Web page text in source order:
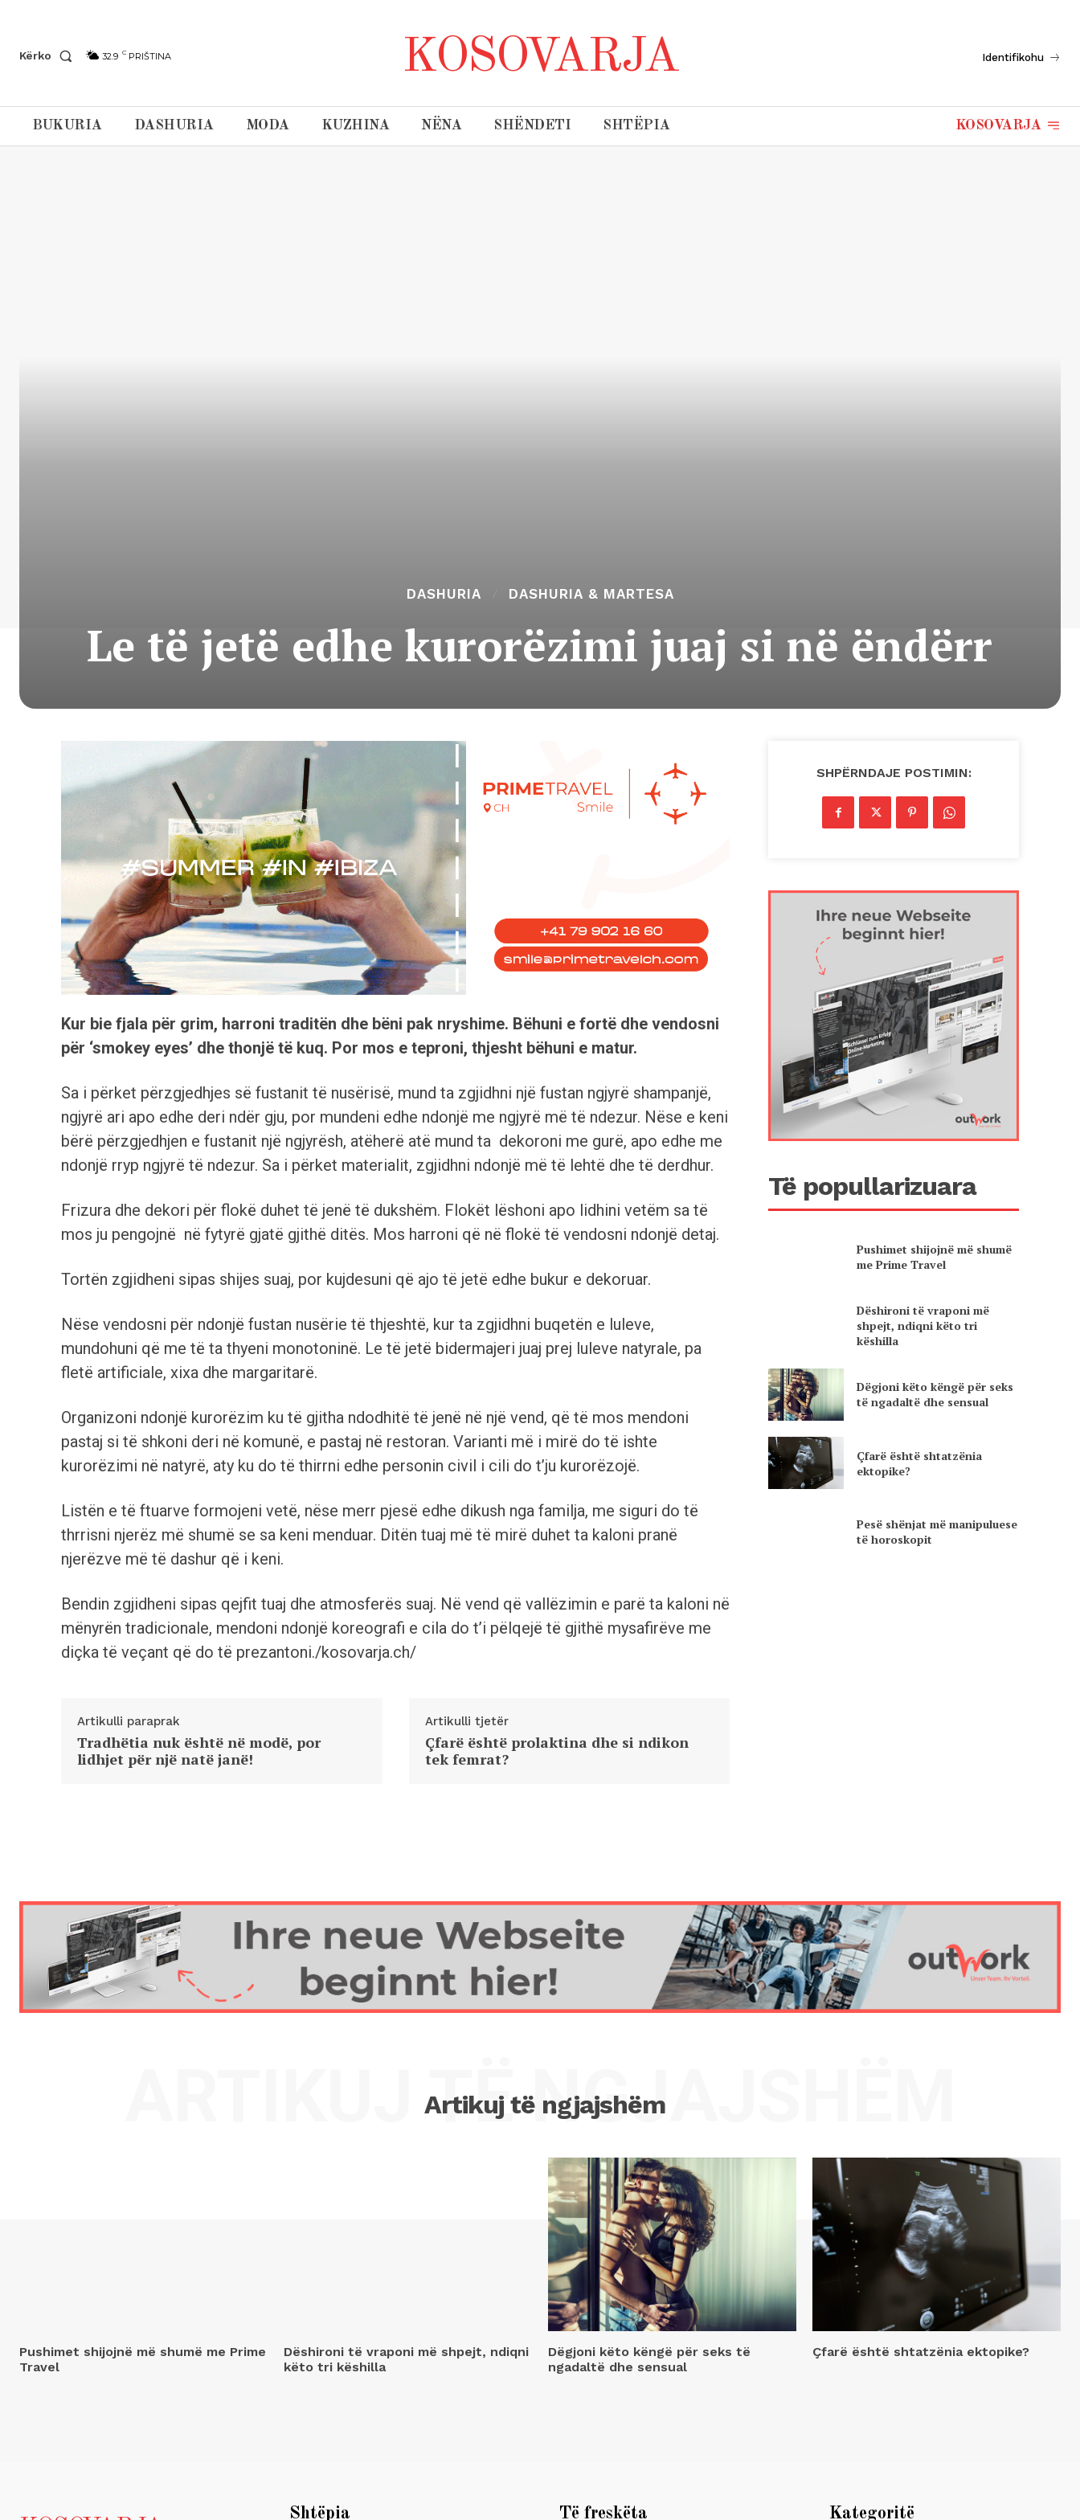
Kërko 32.9 C PRIŠTINA KOSOVARJA Identifikohu
BUKURIA DASHURIA MODA KUZHINA NËNA SHËNDETI SHTËPIA KOSOVARJA
DASHURIA DASHURIA & MARTESA
Le të jetë edhe kurorëzimi juaj si në ëndërr
Kur bie fjala për grim, harroni traditën dhe bëni pak nryshime. Bëhuni e fortë dhe vendosni
për ‘smokey eyes’ dhe thonjë të kuq. Por mos e teproni, thjesht bëhuni e matur.
Sa i përket përzgjedhjes së fustanit të nusërisë, mund ta zgjidhni një fustan ngjyrë shampanjë,
ngjyrë ari apo edhe deri ndër gju, por mundeni edhe ndonjë me ngjyrë më të ndezur. Nëse e keni
bërë përzgjedhjen e fustanit një ngjyrësh, atëherë atë mund ta dekoroni me gurë, apo edhe me
ndonjë rryp ngjyrë të ndezur. Sa i përket materialit, zgjidhni ndonjë më të lehtë dhe të derdhur.
Frizura dhe dekori për flokë duhet të jenë të dukshëm. Flokët lëshoni apo lidhini vetëm sa të
mos ju pengojnë në fytyrë gjatë gjithë ditës. Mos harroni që në flokë të vendosni ndonjë detaj.
Tortën zgjidheni sipas shijes suaj, por kujdesuni që ajo të jetë edhe bukur e dekoruar.
Nëse vendosni për ndonjë fustan nusërie të thjeshtë, kur ta zgjidhni buqetën e luleve,
mundohuni që me të ta thyeni monotoninë. Le të jetë bidermajeri juaj prej luleve natyrale, pa
fletë artificiale, xixa dhe margaritarë.
Organizoni ndonjë kurorëzim ku të gjitha ndodhitë të jenë në një vend, që të mos mendoni
pastaj si të shkoni deri në komunë, e pastaj në restoran. Varianti më i mirë do të ishte
kurorëzimi në natyrë, aty ku do të thirrni edhe personin civil i cili do t’ju kurorëzojë.
Listën e të ftuarve formojeni vetë, nëse merr pjesë edhe dikush nga familja, me siguri do të
thrrisni njerëz më shumë se sa keni menduar. Ditën tuaj më të mirë duhet ta kaloni pranë
njerëzve më të dashur që i keni.
Bendin zgjidheni sipas qejfit tuaj dhe atmosferës suaj. Në vend që vallëzimin e parë ta kaloni në
mënyrën tradicionale, mendoni ndonjë koreografi e cila do t’i pëlqejë të gjithë mysafirëve me
diçka të veçant që do të prezantoni./kosovarja.ch/
Artikulli paraprak
Tradhëtia nuk është në modë, por
lidhjet për një natë janë!
Artikulli tjetër
Çfarë është prolaktina dhe si ndikon
tek femrat?
SHPËRNDAJE POSTIMIN:
Të popullarizuara
Pushimet shijojnë më shumë
me Prime Travel
Dëshironi të vraponi më
shpejt, ndiqni këto tri
këshilla
Dëgjoni këto këngë për seks
të ngadaltë dhe sensual
Çfarë është shtatzënia
ektopike?
Pesë shënjat më manipuluese
të horoskopit
Artikuj të ngjajshëm
ARTIKUJ TË NGJAJSHËM
Pushimet shijojnë më shumë me Prime
Travel
Dëshironi të vraponi më shpejt, ndiqni
këto tri këshilla
Dëgjoni këto këngë për seks të
ngadaltë dhe sensual
Çfarë është shtatzënia ektopike?
Shtëpia Të freskëta Kategoritë